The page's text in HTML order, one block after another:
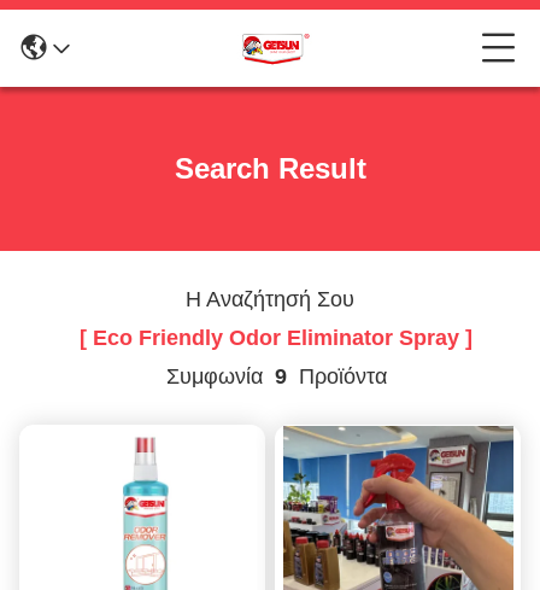
Search Result
Η Αναζήτησή Σου
[ Eco Friendly Odor Eliminator Spray ]
Συμφωνία 9Προϊόντα